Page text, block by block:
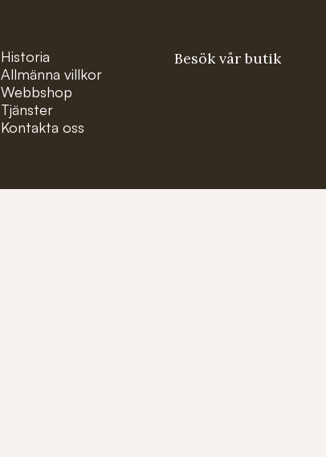
Historia
Allmänna villkor
Webbshop
Tjänster
Kontakta oss
Besök vår butik